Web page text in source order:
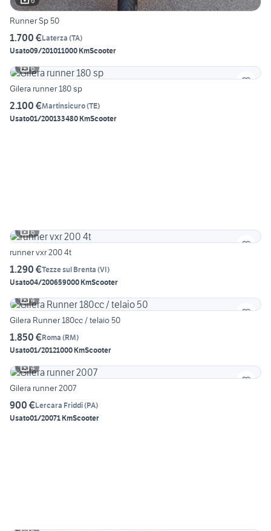
Runner Sp 50
1.700 €Laterza (TA)
Usato09/201011000 KmScooter
6
Gilera runner 180 sp
2.100 €Martinsicuro(TE)
Usato01/200133480 KmScooter
6
runner vxr 200 4t
1.290 €Tezze sul Brenta (VI)
Usato04/200659000 KmScooter
4
Gilera Runner 180cc / telaio 50
1.850 €Roma (RM)
Usato01/20121000 KmScooter
4
Gilera runner 2007
900 €Lercara Friddi(PA)
Usato01/20071 KmScooter